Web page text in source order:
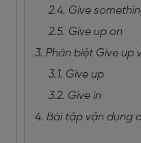
2.4. Give
2.5. Give up on
3. Phân biệt Give up
3.1. Give up
3.2. Give in
4. Bài tập vận dụng